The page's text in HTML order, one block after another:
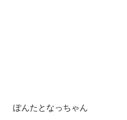
ぽんたとなっちゃん